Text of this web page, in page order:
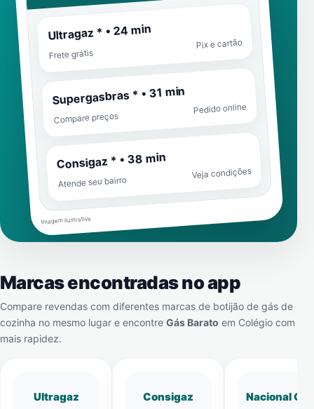
Ultragaz * • 24 min
Frete grátis
Pix e cartão
Supergasbras * • 31 min
Compare preços
Pedido online
Consigaz * • 38 min
Atende seu bairro
Veja condições
Imagem ilustrativa
Marcas encontradas no app
Compare revendas com diferentes marcas de botijão de gás de
cozinha no mesmo lugar e encontre Gás Barato em Colégio com
mais rapidez.
Ultragaz Consigaz Nacional Gás